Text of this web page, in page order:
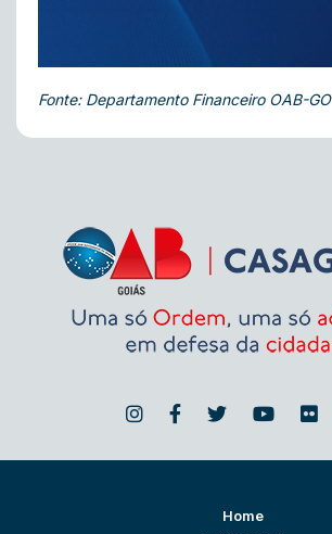
Fonte: Departamento Financeiro OAB-GO
Home